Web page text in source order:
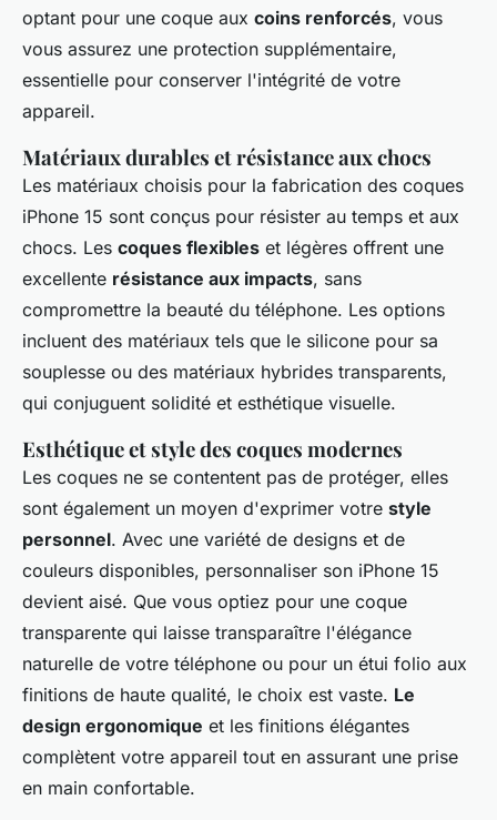
optant pour une coque aux coins renforcés, vous
vous assurez une protection supplémentaire,
essentielle pour conserver l'intégrité de votre
appareil.
Matériaux durables et résistance aux chocs
Les matériaux choisis pour la fabrication des coques
iPhone 15 sont conçus pour résister au temps et aux
chocs. Les coques flexibles et légères offrent une
excellente résistance aux impacts, sans
compromettre la beauté du téléphone. Les options
incluent des matériaux tels que le silicone pour sa
souplesse ou des matériaux hybrides transparents,
qui conjuguent solidité et esthétique visuelle.
Esthétique et style des coques modernes
Les coques ne se contentent pas de protéger, elles
sont également un moyen d'exprimer votre style
personnel. Avec une variété de designs et de
couleurs disponibles, personnaliser son iPhone 15
devient aisé. Que vous optiez pour une coque
transparente qui laisse transparaître l'élégance
naturelle de votre téléphone ou pour un étui folio aux
finitions de haute qualité, le choix est vaste. Le
design ergonomique et les finitions élégantes
complètent votre appareil tout en assurant une prise
en main confortable.